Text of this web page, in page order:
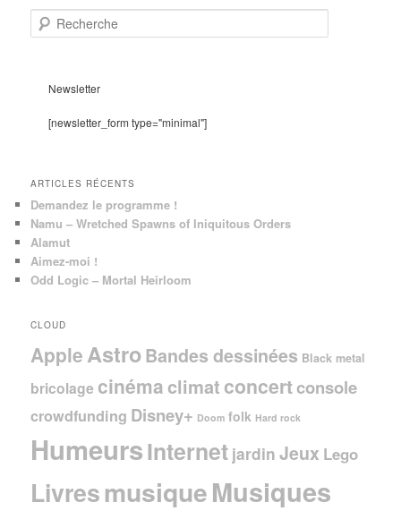
e
Newsletter
[newsletter_form type="minimal"]
ARTICLES RÉCENTS
Demandez le programme !
Namu – Wretched Spawns of Iniquitous Orders
Alamut
Aimez-moi !
Odd Logic – Mortal Heirloom
CLOUD
Apple AstroBandes dessinées Black metal
bricolage cinéma climat concertconsole
crowdfunding Disney+ Doom folk Hard rock
HumeursInternet jardin Jeux Lego
LivresmusiqueMusiques